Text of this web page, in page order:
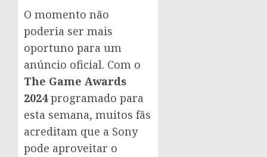
O momento não
poderia ser mais
oportuno para um
anúncio oficial. Com o
The Game Awards
2024programado para
esta semana, muitos fãs
acreditam que a Sony
pode aproveitar o